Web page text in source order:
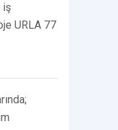
iş
URLA 77